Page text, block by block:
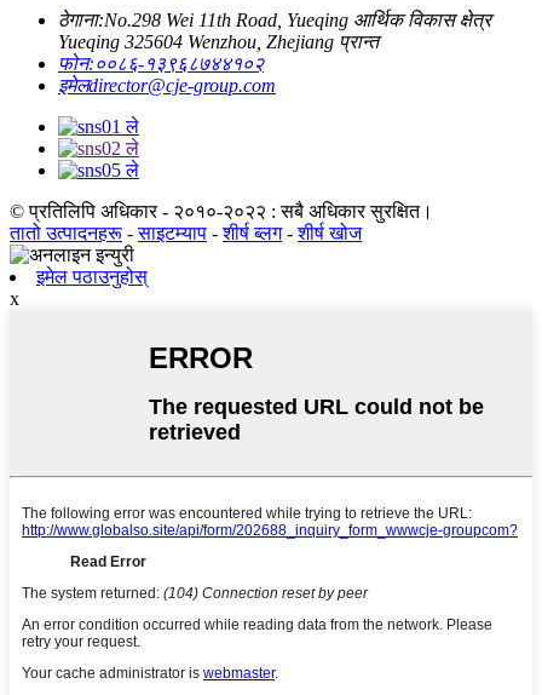
ठेगाना:No.298 Wei 11th Road, Yueqing आर्थिक विकास क्षेत्र
Yueqing 325604 Wenzhou, Zhejiang प्रान्त
फोन:००८६-१३९६८७४४१०२
इमेलdirector@cje-group.com
© प्रतिलिपि अधिकार - २०१०-२०२२ : सबै अधिकार सुरक्षित।
तातो उत्पादनहरू -साइटम्याप -शीर्ष ब्लग-शीर्ष खोज
इमेल पठाउनुहोस्
x